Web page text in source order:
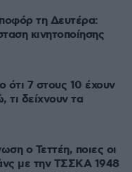
τη Δευτέρα:
κινητοποίησης
ότι 7 στους 10 έχουν
δείχνουν τα
ο Τεττέη, ποιες οι
με την ΤΣΣΚΑ 1948